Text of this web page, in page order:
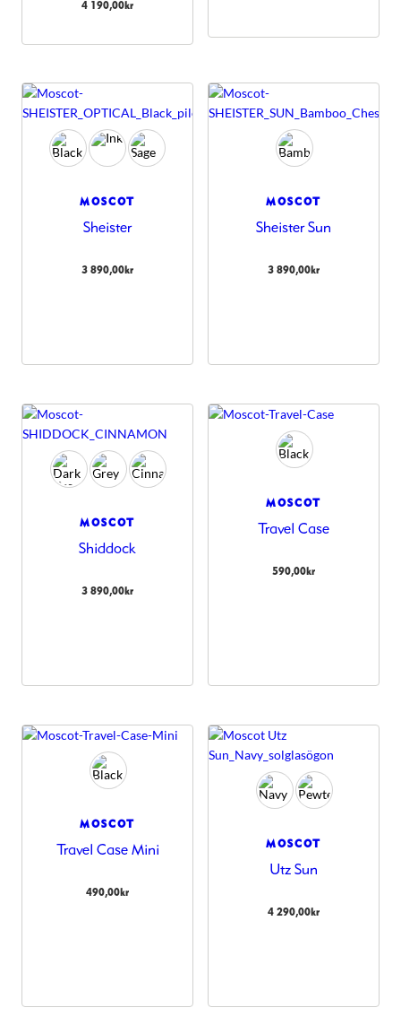
4 190,00kr
MOSCOT
Sheister
3 890,00kr
MOSCOT
Sheister Sun
3 890,00kr
MOSCOT
Shiddock
3 890,00kr
MOSCOT
Travel Case
590,00kr
MOSCOT
Travel Case Mini
490,00kr
MOSCOT
Utz Sun
4 290,00kr